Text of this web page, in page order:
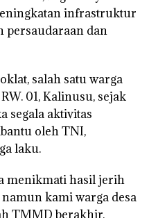
infrastruktur
persaudaraan dan
salah satu warga
01, Kalinusu, sejak
segala aktivitas
oleh TNI,
laku.
menikmati hasil jerih
kami warga desa
TMMD berakhir,